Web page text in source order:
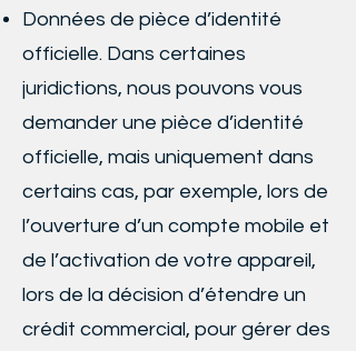
Données de pièce d’identité
officielle. Dans certaines
juridictions, nous pouvons vous
demander une pièce d’identité
officielle, mais uniquement dans
certains cas, par exemple, lors de
l’ouverture d’un compte mobile et
de l’activation de votre appareil,
lors de la décision d’étendre un
crédit commercial, pour gérer des